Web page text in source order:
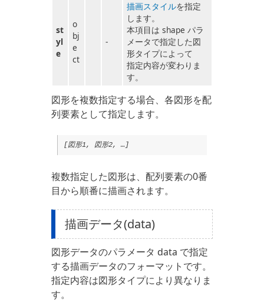
st
yl
e
o
bj
e
ct
-
描画スタイルを指定
します。
本項目は shape パラ
メータで指定した図
形タイプによって
指定内容が変わりま
す。
図形を複数指定する場合、各図形を配
列要素として指定します。
[図形1, 図形2, …]
複数指定した図形は、配列要素の0番
目から順番に描画されます。
描画データ(data)
図形データのパラメータ data で指定
する描画データのフォーマットです。
指定内容は図形タイプにより異なりま
す。